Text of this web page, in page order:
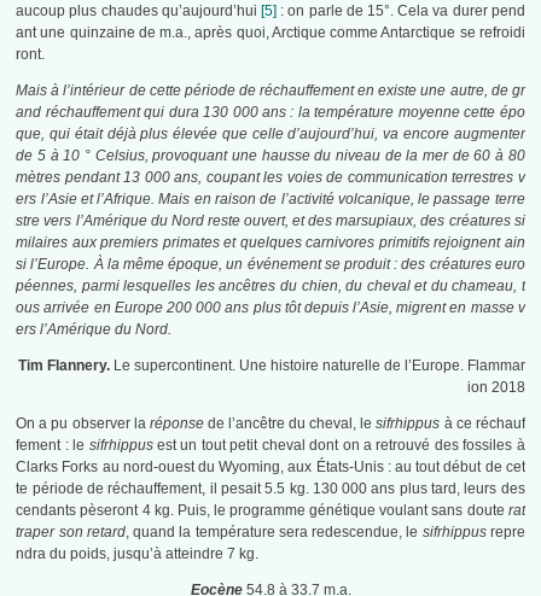
aucoup plus chaudes qu’aujourd’hui [5] : on parle de 15°. Cela va durer pend
ant une quinzaine de m.a., après quoi, Arctique comme Antarctique se refroidi
ront.
Mais à l’intérieur de cette période de réchauffement en existe une autre, de gr
and réchauffement qui dura 130 000 ans : la température moyenne cette épo
que, qui était déjà plus élevée que celle d’aujourd’hui, va encore augmenter
de 5 à 10 ° Celsius, provoquant une hausse du niveau de la mer de 60 à 80
mètres pendant 13 000 ans, coupant les voies de communication terrestres v
ers l’Asie et l’Afrique. Mais en raison de l’activité volcanique, le passage terre
stre vers l’Amérique du Nord reste ouvert, et des marsupiaux, des créatures si
milaires aux premiers primates et quelques carnivores primitifs rejoignent ain
si l’Europe. À la même époque, un événement se produit : des créatures euro
péennes, parmi lesquelles les ancêtres du chien, du cheval et du chameau, t
ous arrivée en Europe 200 000 ans plus tôt depuis l’Asie, migrent en masse v
ers l’Amérique du Nord.
Tim Flannery.Le supercontinent. Une histoire naturelle de l’Europe. Flammar
ion 2018
On a pu observer la réponsede l’ancêtre du cheval, lesifrhippus à ce réchauf
fement : le sifrhippus est un tout petit cheval dont on a retrouvé des fossiles à
Clarks Forks au nord-ouest du Wyoming, aux États-Unis : au tout début de cet
te période de réchauffement, il pesait 5.5 kg. 130 000 ans plus tard, leurs des
cendants pèseront 4 kg. Puis, le programme génétique voulant sans doute rat
traper son retard, quand la température sera redescendue, le sifrhippusrepre
ndra du poids, jusqu’à atteindre 7 kg.
Eocène54.8 à 33.7 m.a.